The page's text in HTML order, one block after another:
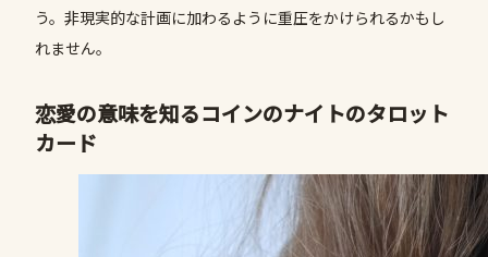
う。非現実的な計画に加わるように重圧をかけられるかもし
れません。
恋愛の意味を知るコインのナイトのタロット
カード